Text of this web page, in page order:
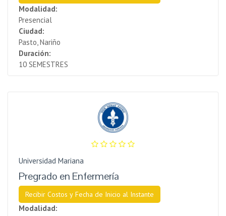
Modalidad:
Presencial
Ciudad:
Pasto, Nariño
Duración:
10 SEMESTRES
Universidad Mariana
Pregrado en Enfermería
Recibir Costos y Fecha de Inicio al Instante
Modalidad: